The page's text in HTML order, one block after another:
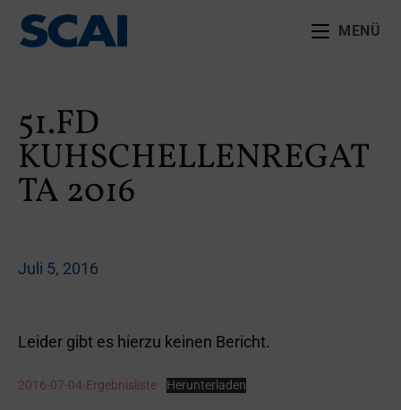
MENÜ
51.FD
KUHSCHELLENREGAT
TA 2016
Juli 5, 2016
Leider gibt es hierzu keinen Bericht.
2016-07-04-Ergebnisliste Herunterladen